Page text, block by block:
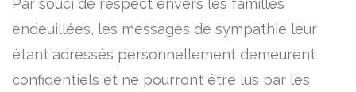
Par souci de respect envers les familles
endeuillées, les messages de sympathie leur
étant adressés personnellement demeurent
confidentiels et ne pourront être lus par les